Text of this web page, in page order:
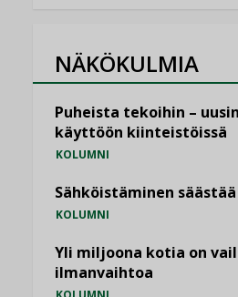
NÄKÖKULMIA
Puheista tekoihin –
käyttöön kiinteistöissä
KOLUMNI
Sähköistäminen
KOLUMNI
Yli miljoona kotia on
ilmanvaihtoa